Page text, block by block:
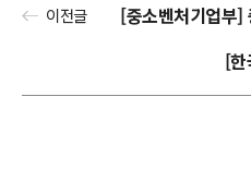
이전글
[중소벤처기업부]
[